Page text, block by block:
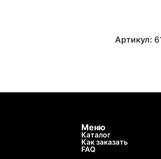
Артикул:
Меню
Каталог
Как заказать
FAQ